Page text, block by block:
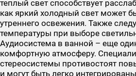
теплый свет способствует
как яркий холодный свет может
утреннего освежения. Также
температуры при выборе
Аудиосистема в ванной – еще
комфортную атмосферу.
стереосистемы противостоят
и могут быть легко